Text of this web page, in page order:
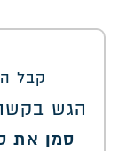
קבל
הגש
סמן את